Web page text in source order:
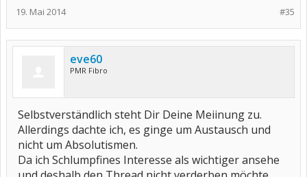
#35
19. Mai 2014
eve60
PMR Fibro
Selbstverständlich steht Dir Deine Meiinung zu.
Allerdings dachte ich, es ginge um Austausch und
nicht um Absolutismen.
Da ich Schlumpfines Interesse als wichtiger ansehe